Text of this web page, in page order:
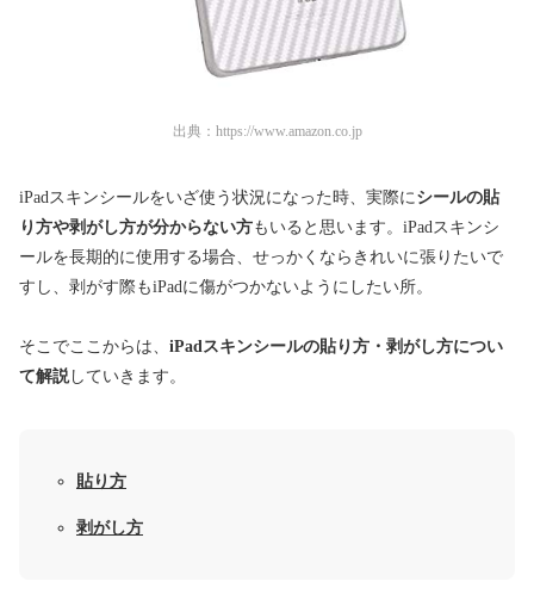
出典： https://www.amazon.co.jp
iPadスキンシールをいざ使う状況になった時、実際に シールの貼
り方や剥がし方が分からない方もいると思います。iPadスキンシ
ールを長期的に使用する場合、せっかくならきれいに張りたいで
すし、剥がす際もiPadに傷がつかないようにしたい所。
そこでここからは、 iPadスキンシールの貼り方・剥がし方につい
て解説 していきます。
貼り方
剥がし方